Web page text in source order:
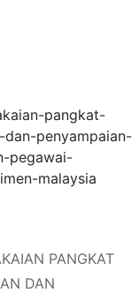
PANGKAT
DAN